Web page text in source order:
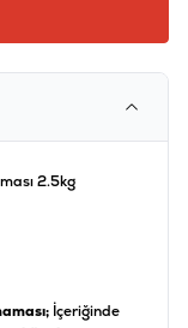
2.5kg
İçeriğinde